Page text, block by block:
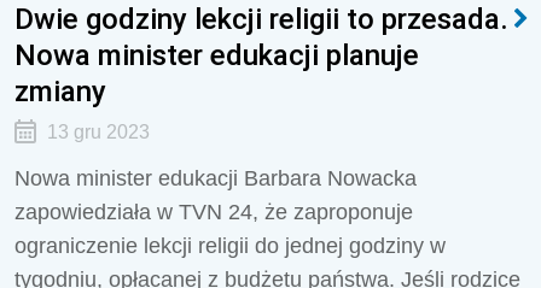
Dwie godziny lekcji religii to przesada.
Nowa minister edukacji planuje
zmiany
13 gru 2023
Nowa minister edukacji Barbara Nowacka
zapowiedziała w TVN 24, że zaproponuje
ograniczenie lekcji religii do jednej godziny w
tygodniu, opłacanej z budżetu państwa. Jeśli rodzice